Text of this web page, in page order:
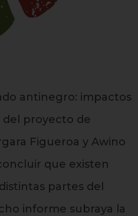
antinegro: impactos
proyecto de
Figueroa y Awino
que existen
partes del
informe subraya la